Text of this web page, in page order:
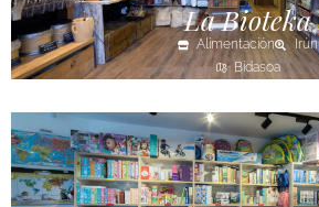
La Bioteka
Alimentación
Irún
Bidasoa